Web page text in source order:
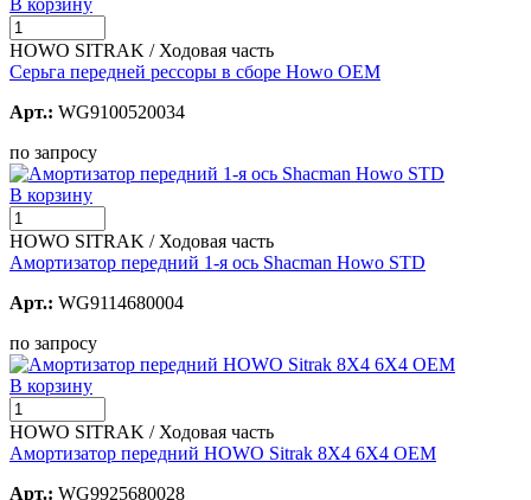
HOWO SITRAK / Ходовая часть
Серьга передней рессоры в сборе Howo OEM
Арт.: WG9100520034
по запросу
В корзину
HOWO SITRAK / Ходовая часть
Амортизатор передний 1-я ось Shacman Howo STD
Арт.: WG9114680004
по запросу
В корзину
HOWO SITRAK / Ходовая часть
Амортизатор передний HOWO Sitrak 8X4 6X4 OEM
Арт.: WG9925680028